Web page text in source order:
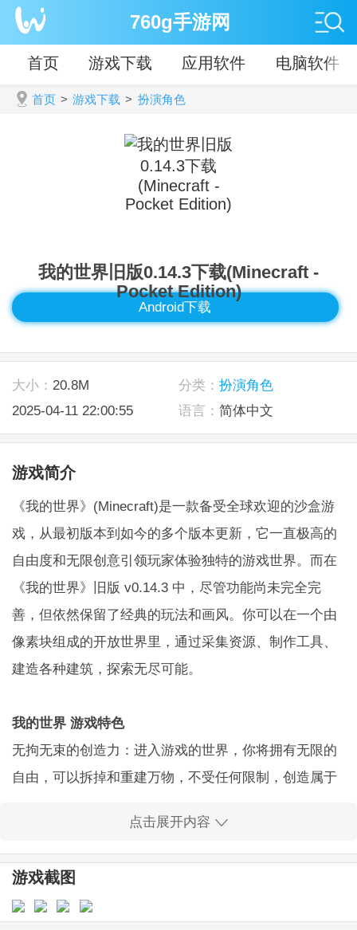
760g手游网
首页 游戏下载 应用软件 电脑软件
首页 > 游戏下载 > 扮演角色
我的世界旧版0.14.3下载(Minecraft -
Pocket Edition)
Android下载
大小： 20.8M 分类： 扮演角色
2025-04-11 22:00:55
语言： 简体中文
游戏简介
《我的世界》(Minecraft)是一款备受全球欢迎的沙盒游
戏，从最初版本到如今的多个版本更新，它一直极高的
自由度和无限创意引领玩家体验独特的游戏世界。而在
《我的世界》旧版 v0.14.3 中，尽管功能尚未完全完
善，但依然保留了经典的玩法和画风。你可以在一个由
像素块组成的开放世界里，通过采集资源、制作工具、
建造各种建筑，探索无尽可能。
我的世界 游戏特色
无拘无束的创造力：进入游戏的世界，你将拥有无限的
自由，可以拆掉和重建万物，不受任何限制，创造属于
独具特色的像素风格：由简单的方块构成，却带来令人
着迷的视觉效果。所有的事物——从动物到地形，全是
立体积木块构成，简约却别具一番趣味。
点击展开内容
游戏截图